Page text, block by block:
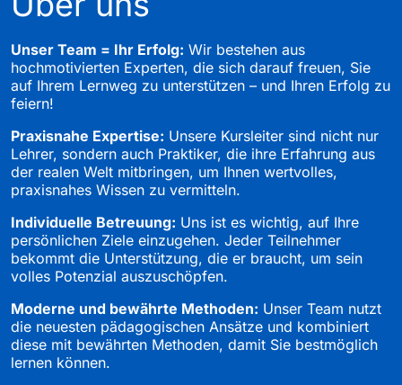
Unser Team = Ihr Erfolg: Wir bestehen aus
hochmotivierten Experten, die sich darauf freuen, Sie
auf Ihrem Lernweg zu unterstützen – und Ihren Erfolg zu
feiern!
Praxisnahe Expertise: Unsere Kursleiter sind nicht nur
Lehrer, sondern auch Praktiker, die ihre Erfahrung aus
der realen Welt mitbringen, um Ihnen wertvolles,
praxisnahes Wissen zu vermitteln.
Individuelle Betreuung: Uns ist es wichtig, auf Ihre
persönlichen Ziele einzugehen. Jeder Teilnehmer
bekommt die Unterstützung, die er braucht, um sein
volles Potenzial auszuschöpfen.
Moderne und bewährte Methoden: Unser Team nutzt
die neuesten pädagogischen Ansätze und kombiniert
diese mit bewährten Methoden, damit Sie bestmöglich
lernen können.